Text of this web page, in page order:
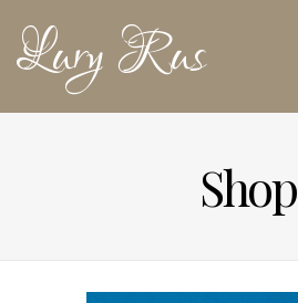
Lury Rus
Shop